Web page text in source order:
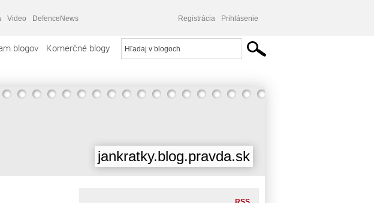
Video DefenceNews Registrácia Prihlásenie
blogov Komerčné blogy
jankratky.blog.pravda.sk